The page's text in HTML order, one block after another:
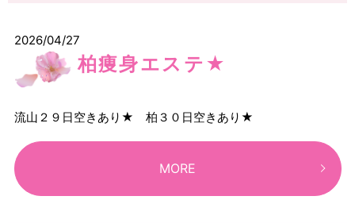
2026/04/27
柏痩身エステ★
流山２９日空きあり★ 柏３０日空きあり★
MORE